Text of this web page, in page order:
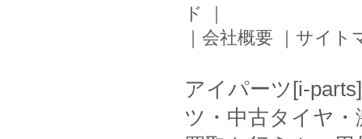
ド
｜
｜ 会社概要 ｜ サイト
アイパーツ[i-
ツ・中古タイヤ